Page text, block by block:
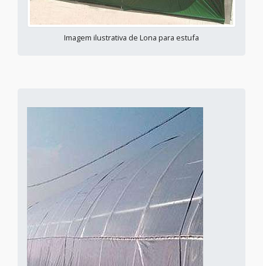
Imagem ilustrativa de Lona para estufa